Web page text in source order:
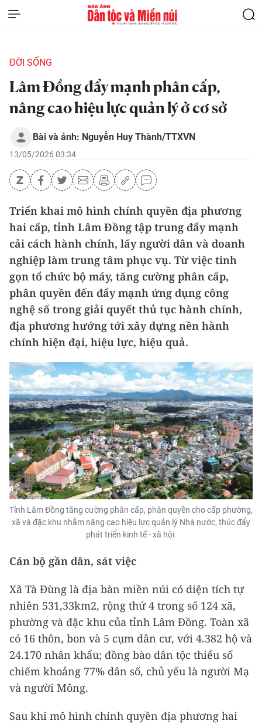
ĐỜI SỐNG
Lâm Đồng đẩy mạnh phân cấp,
nâng cao hiệu lực quản lý ở cơ sở
Bài và ảnh: Nguyễn Huy Thành/TTXVN
13/05/2026 03:34
Triển khai mô hình chính quyền địa phương
hai cấp, tỉnh Lâm Đồng tập trung đẩy mạnh
cải cách hành chính, lấy người dân và doanh
nghiệp làm trung tâm phục vụ. Từ việc tinh
gọn tổ chức bộ máy, tăng cường phân cấp,
phân quyền đến đẩy mạnh ứng dụng công
nghệ số trong giải quyết thủ tục hành chính,
địa phương hướng tới xây dựng nền hành
chính hiện đại, hiệu lực, hiệu quả.
Tỉnh Lâm Đồng tăng cường phân cấp, phân quyền cho cấp phường,
xã và đặc khu nhằm nâng cao hiệu lực quản lý Nhà nước, thúc đẩy
phát triển kinh tế - xã hội.
Cán bộ gần dân, sát việc
Xã Tà Đùng là địa bàn miền núi có diện tích tự
nhiên 531,33km2, rộng thứ 4 trong số 124 xã,
phường và đặc khu của tỉnh Lâm Đồng. Toàn xã
có 16 thôn, bon và 5 cụm dân cư, với 4.382 hộ và
24.170 nhân khẩu; đồng bào dân tộc thiểu số
chiếm khoảng 77% dân số, chủ yếu là người Mạ
và người Mông.
Sau khi mô hình chính quyền địa phương hai